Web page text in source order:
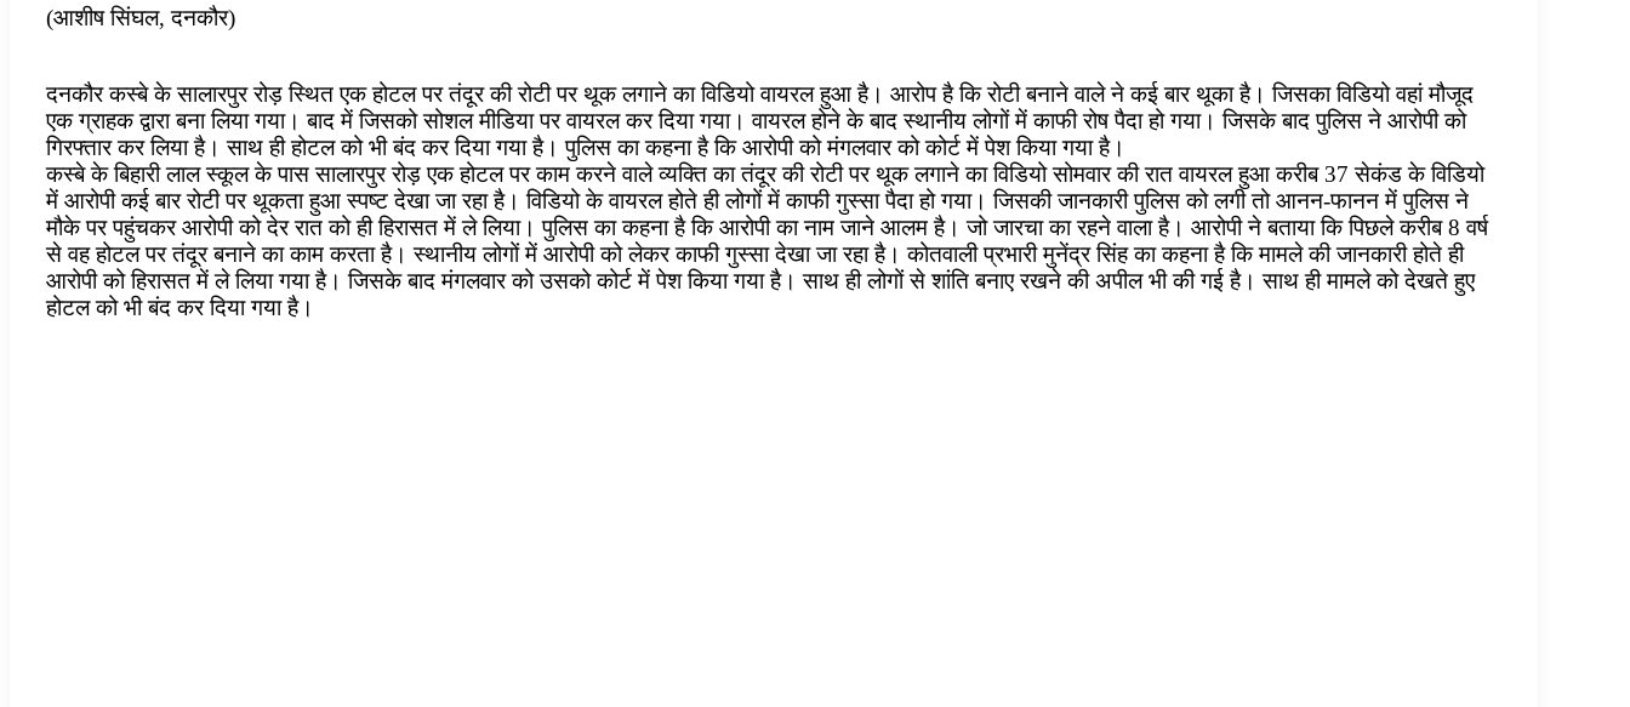
(आशीष सिंघल, दनकौर)
दनकौर कस्बे के सालारपुर रोड़ स्थित एक होटल पर तंदूर की रोटी पर थूक लगाने का विडियो वायरल हुआ है। आरोप है कि रोटी बनाने वाले ने कई बार थूका है। जिसका विडियो वहां मौजूद
एक ग्राहक द्वारा बना लिया गया। बाद में जिसको सोशल मीडिया पर वायरल कर दिया गया। वायरल होने के बाद स्थानीय लोगों में काफी रोष पैदा हो गया। जिसके बाद पुलिस ने आरोपी को
गिरफ्तार कर लिया है। साथ ही होटल को भी बंद कर दिया गया है। पुलिस का कहना है कि आरोपी को मंगलवार को कोर्ट में पेश किया गया है।
कस्बे के बिहारी लाल स्कूल के पास सालारपुर रोड़ एक होटल पर काम करने वाले व्यक्ति का तंदूर की रोटी पर थूक लगाने का विडियो सोमवार की रात वायरल हुआ करीब 37 सेकंड के विडियो
में आरोपी कई बार रोटी पर थूकता हुआ स्पष्ट देखा जा रहा है। विडियो के वायरल होते ही लोगों में काफी गुस्सा पैदा हो गया। जिसकी जानकारी पुलिस को लगी तो आनन-फानन में पुलिस ने
मौके पर पहुंचकर आरोपी को देर रात को ही हिरासत में ले लिया। पुलिस का कहना है कि आरोपी का नाम जाने आलम है। जो जारचा का रहने वाला है। आरोपी ने बताया कि पिछले करीब 8 वर्ष
से वह होटल पर तंदूर बनाने का काम करता है। स्थानीय लोगों में आरोपी को लेकर काफी गुस्सा देखा जा रहा है। कोतवाली प्रभारी मुनेंद्र सिंह का कहना है कि मामले की जानकारी होते ही
आरोपी को हिरासत में ले लिया गया है। जिसके बाद मंगलवार को उसको कोर्ट में पेश किया गया है। साथ ही लोगों से शांति बनाए रखने की अपील भी की गई है। साथ ही मामले को देखते हुए
होटल को भी बंद कर दिया गया है।